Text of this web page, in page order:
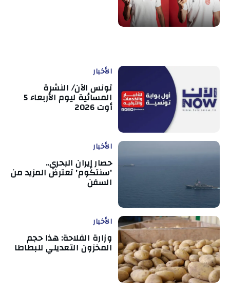
الأخبار
تونس الآن/ النشرة
المسائية ليوم الأربعاء 5
أوت 2026
الأخبار
حصار إيران البحري..
'سنتكوم' تعترض المزيد من
السفن
الأخبار
وزارة الفلاحة: هذا حجم
المخزون التعديلي للبطاطا